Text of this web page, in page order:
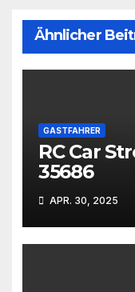
Ähnlicher
GASTFAHRER
RC Car
35686
APR. 30, 2025